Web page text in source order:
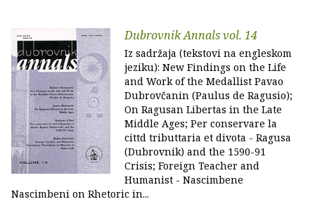
Dubrovnik Annals vol. 14
Iz sadržaja (tekstovi na engleskom
jeziku): New Findings on the Life
and Work of the Medallist Pavao
Dubrovčanin (Paulus de Ragusio);
On Ragusan Libertas in the Late
Middle Ages; Per conservare la
cittd tributtaria et divota - Ragusa
(Dubrovnik) and the 1590-91
Crisis; Foreign Teacher and
Humanist - Nascimbene
Nascimbeni on Rhetoric in...